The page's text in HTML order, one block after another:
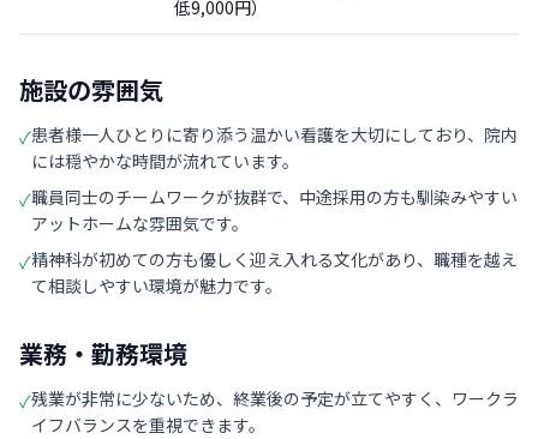
低9,000円）
施設の雰囲気
✓患者様一人ひとりに寄り添う温かい看護を大切にしており、院内
には穏やかな時間が流れています。
✓職員同士のチームワークが抜群で、中途採用の方も馴染みやすい
アットホームな雰囲気です。
✓精神科が初めての方も優しく迎え入れる文化があり、職種を越え
て相談しやすい環境が魅力です。
業務・勤務環境
✓残業が非常に少ないため、終業後の予定が立てやすく、ワークラ
イフバランスを重視できます。